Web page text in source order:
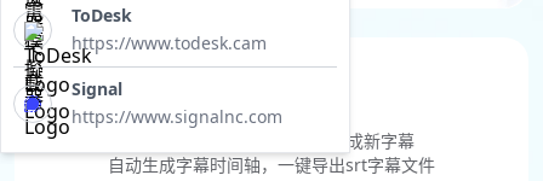
翻视频
字幕制作，省时高效
提取视频内原字幕->翻译->生成新字幕
自动生成字幕时间轴，一键导出srt字幕文件
ToDesk
https://www.todesk.cam
Signal
https://www.signalnc.com